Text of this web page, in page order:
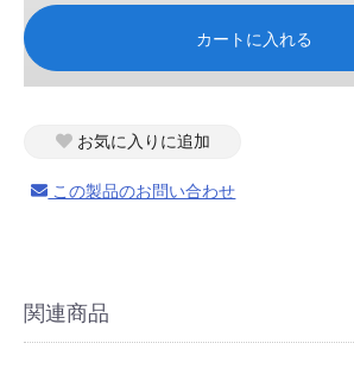
カートに入れる
お気に入りに追加
この製品のお問い合わせ
関連商品